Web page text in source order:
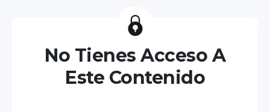
No Tienes Acceso A
Este Contenido